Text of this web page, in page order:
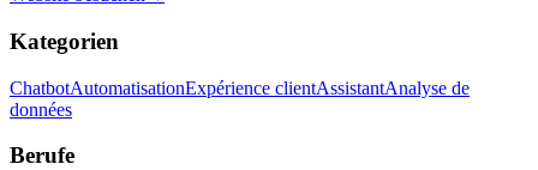
Kategorien
ChatbotAutomatisationExpérience clientAssistantAnalyse de
données
Berufe